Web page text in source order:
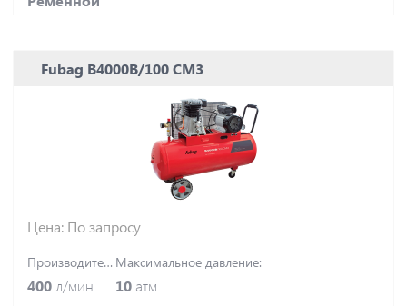
Fubag B4000B/100 CM3
Цена: По запросу
Производительность:
400л/мин
Максимальное давление:
10 атм